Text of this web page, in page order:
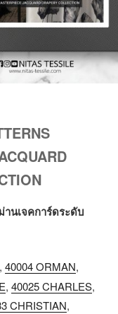
นเจคการ์ดระดับ
, 40004 ORMAN,
, 40025 CHARLES,
CHRISTIAN,